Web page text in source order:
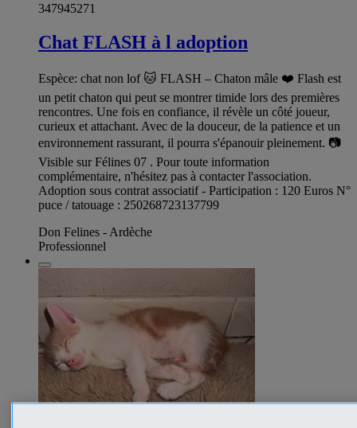
347945271
Chat FLASH à l adoption
Espèce: chat non lof 🐱 FLASH – Chaton mâle ❤️ Flash est
un petit chaton qui peut se montrer timide lors des premières
rencontres. Une fois en confiance, il révèle un côté joueur,
curieux et attachant. Avec de la douceur, de la patience et un
environnement rassurant, il pourra s'épanouir pleinement. 📷
Visible sur Félines 07 . Pour toute information
complémentaire, n'hésitez pas à contacter l'association.
Adoption sous contrat associatif - Participation : 120 Euros N°
puce / tatouage : 250268723137799
Don Felines - Ardèche
Professionnel